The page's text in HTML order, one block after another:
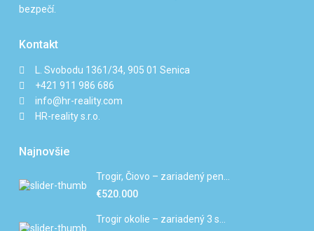
bezpečí.
Kontakt
L. Svobodu 1361/34, 905 01 Senica
+421 911 986 686
info@hr-reality.com
HR-reality s.r.o.
Najnovšie
Trogir, Čiovo – zariadený pen...
€520.000
Trogir okolie – zariadený 3 s...